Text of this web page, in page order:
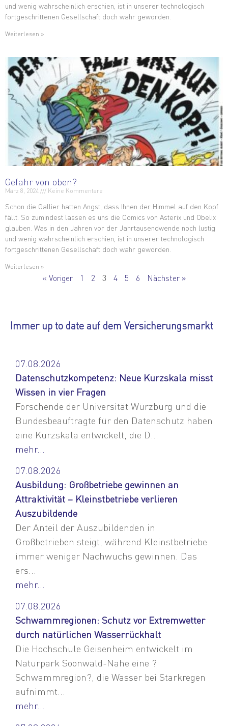
und wenig wahrscheinlich erschien, ist in unserer technologisch
fortgeschrittenen Gesellschaft doch wahr geworden.
Weiterlesen »
Gefahr von oben?
März 8, 2024 Keine Kommentare
Schon die Gallier hatten Angst, dass Ihnen der Himmel auf den Kopf
fällt. So zumindest lassen es uns die Comics von Asterix und Obelix
glauben. Was in den Jahren vor der Jahrtausendwende noch lustig
und wenig wahrscheinlich erschien, ist in unserer technologisch
fortgeschrittenen Gesellschaft doch wahr geworden.
Weiterlesen »
« Voriger 1 2 3 4 5 6 Nächster »
Immer up to date auf dem Versicherungsmarkt
07.08.2026
Datenschutzkompetenz: Neue Kurzskala misst
Wissen in vier Fragen
Forschende der Universität Würzburg und die
Bundesbeauftragte für den Datenschutz haben
eine Kurzskala entwickelt, die D...
mehr...
07.08.2026
Ausbildung: Großbetriebe gewinnen an
Attraktivität – Kleinstbetriebe verlieren
Auszubildende
Der Anteil der Auszubildenden in
Großbetrieben steigt, während Kleinstbetriebe
immer weniger Nachwuchs gewinnen. Das
ers...
mehr...
07.08.2026
Schwammregionen: Schutz vor Extremwetter
durch natürlichen Wasserrückhalt
Die Hochschule Geisenheim entwickelt im
Naturpark Soonwald-Nahe eine ?
Schwammregion?, die Wasser bei Starkregen
aufnimmt...
mehr...